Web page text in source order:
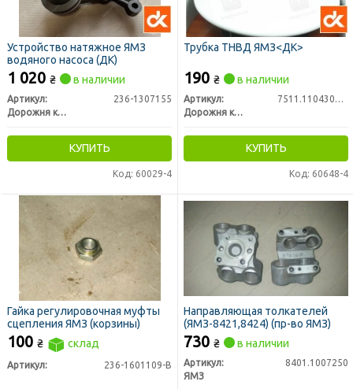
Устройство натяжное ЯМЗ
водяного насоса (ДК)
1 020 ₴ в наличии
Артикул:
236-1307155
Дорожня карта
КУПИТЬ
Код: 60029-4
Трубка ТНВД ЯМЗ<ДК>
190 ₴ в наличии
Артикул:
7511.1104308-10
Дорожня карта
КУПИТЬ
Код: 60648-4
Гайка регулировочная муфты
сцепления ЯМЗ (корзины)
100 ₴ склад
Артикул: 236-1601109-В
Направляющая толкателей
(ЯМЗ-8421,8424) (пр-во ЯМЗ)
730 ₴ в наличии
Артикул:
8401.1007250
ЯМЗ